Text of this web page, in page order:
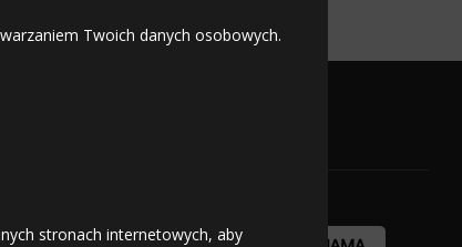
Twoich danych osobowych.
stronach internetowych, aby